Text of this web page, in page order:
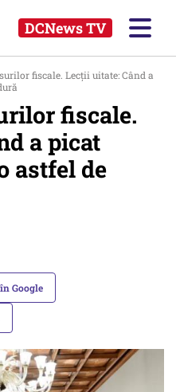
DCNews TV
fiscale. Lecții uitate: Când a
fiscale.
a picat
astfel de
Google